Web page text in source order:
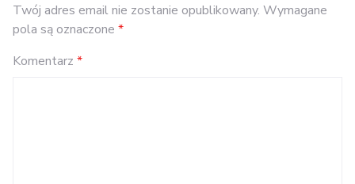
Twój adres email nie zostanie opublikowany. Wymagane
pola są oznaczone *
Komentarz *